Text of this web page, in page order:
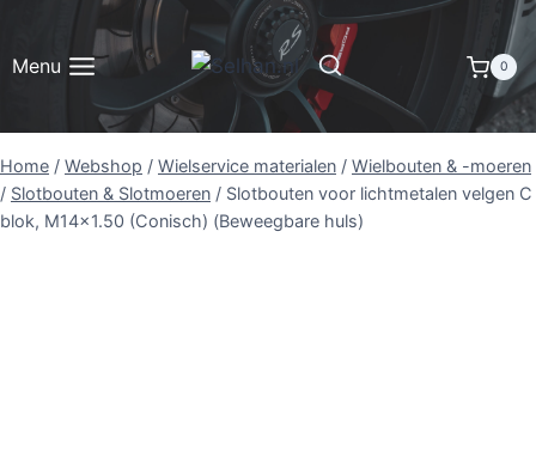
inhoud
Menu 0
Home / Webshop / Wielservice materialen / Wielbouten & -moeren
/ Slotbouten & Slotmoeren / Slotbouten voor lichtmetalen velgen C
blok, M14x1.50 (Conisch) (Beweegbare huls)